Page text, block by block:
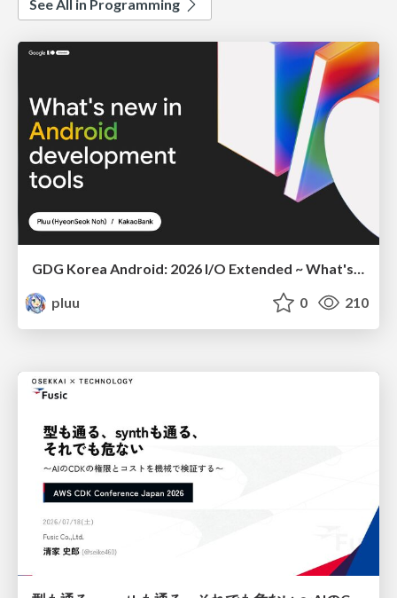
See All in Programming
GDG Korea Android: 2026 I/O Extended ~ What's new in Android development tools
pluu
0 210